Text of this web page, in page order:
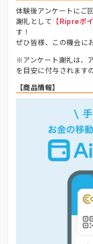
体験後アンケートにご
謝礼として
【Ripreポ
す！
ぜひ皆様、この機会に
※アンケート謝礼は、
を目安に付与されます
【商品情報】